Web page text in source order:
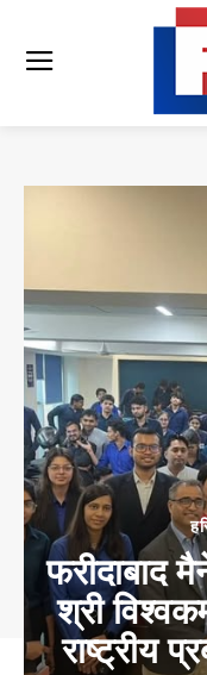
फरीदाबाद
श्री
राष्ट्रीय